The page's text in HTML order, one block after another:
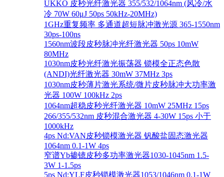
UKKO 皮秒光纤激光器 355/532/1064nm (风冷/水
冷 70W 60μJ 50ps 50kHz-20MHz)
1GHz重复频率 多通道超短脉冲激光源 365-1550nm
30ps-100ns
1560nm波段皮秒脉冲光纤激光器 50ps 10mW
80MHz
1030nm皮秒光纤激光振荡器 锁模全正态色散
(ANDI)光纤激光器 30mW 37MHz 3ps
1030nm皮秒薄片激光系统/微片皮秒脉冲大功率激
光器 100W 100kHz 2ps
1064nm超稳皮秒光纤激光器 10mW 25MHz 15ps
266/355/532nm 皮秒混合激光器 4-30W 15ps 小于
1000kHz
4ps Nd:VAN皮秒锁模激光器 钒酸盐固态激光器
1064nm 0.1-1W 4ps
窄谱Yb掺镱皮秒多功率激光器1030-1045nm 1.5-
3W 1-1.5ps
5ps Nd:YLF皮秒锁模激光器1053/1046nm 0.1-1W